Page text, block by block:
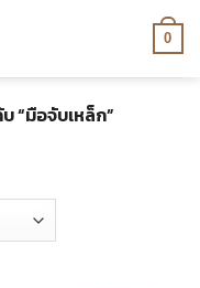
0
“มือจับเหล็ก”